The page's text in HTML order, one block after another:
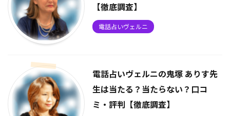
【徹底調査】
電話占いヴェルニ
電話占いヴェルニの鬼塚 ありす先
生は当たる？当たらない？口コ
ミ・評判【徹底調査】